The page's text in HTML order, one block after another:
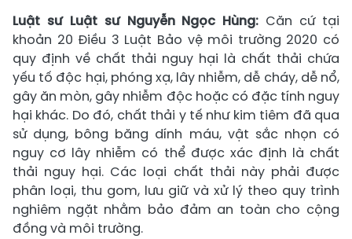
Luật sư Luật sư Nguyễn Ngọc Hùng: Căn cứ tại
khoản 20 Điều 3 Luật Bảo vệ môi trường 2020 có
quy định về chất thải nguy hại là chất thải chứa
yếu tố độc hại, phóng xạ, lây nhiễm, dễ cháy, dễ nổ,
gây ăn mòn, gây nhiễm độc hoặc có đặc tính nguy
hại khác. Do đó, chất thải y tế như kim tiêm đã qua
sử dụng, bông băng dính máu, vật sắc nhọn có
nguy cơ lây nhiễm có thể được xác định là chất
thải nguy hại. Các loại chất thải này phải được
phân loại, thu gom, lưu giữ và xử lý theo quy trình
nghiêm ngặt nhằm bảo đảm an toàn cho cộng
đồng và môi trường.